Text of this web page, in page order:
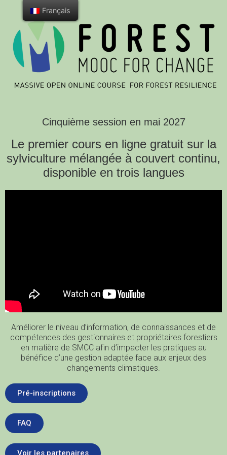
Cinquième session en mai 2027
Le premier cours en ligne gratuit sur la
sylviculture mélangée à couvert continu,
disponible en trois langues
Améliorer le niveau d’information, de connaissances et de
compétences des gestionnaires et propriétaires forestiers
en matière de SMCC afin d’impacter les pratiques au
bénéfice d’une gestion adaptée face aux enjeux des
changements climatiques.
Pré-inscriptions
FAQ
Voir les partenaires
Français